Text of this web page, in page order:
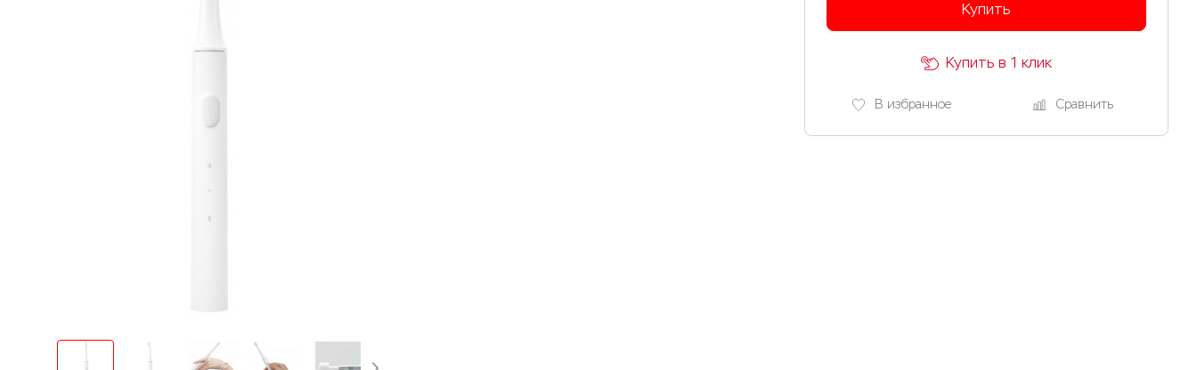
Купить
В избранное Сравнить
Купить в 1 клик